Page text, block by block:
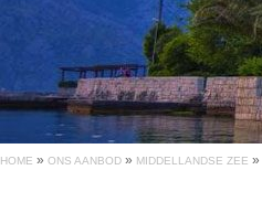
HOME » ONS AANBOD » MIDDELLANDSE ZEE »